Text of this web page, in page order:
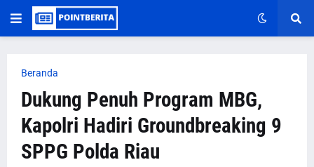
Beranda
Dukung Penuh Program MBG,
Kapolri Hadiri Groundbreaking 9
SPPG Polda Riau